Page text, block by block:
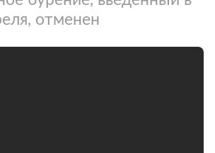
отменен